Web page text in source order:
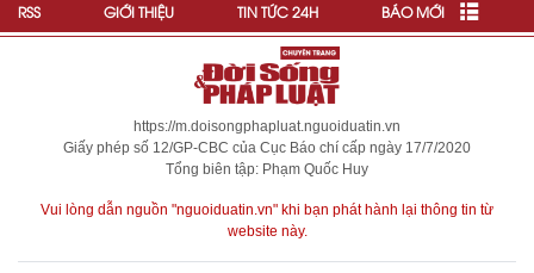
RSS GIỚI THIỆU TIN TỨC 24H BÁO MỚI
https://m.doisongphapluat.nguoiduatin.vn
Giấy phép số 12/GP-CBC của Cục Báo chí cấp ngày 17/7/2020
Tổng biên tập: Phạm Quốc Huy
Vui lòng dẫn nguồn "nguoiduatin.vn" khi bạn phát hành lại thông tin từ
website này.